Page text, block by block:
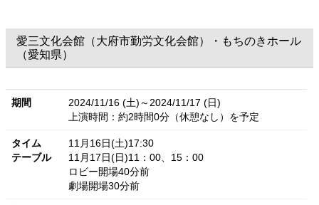
愛三文化会館（大府市勤労文化会館）・もちのきホール
（愛知県）
期間
2024/11/16 (土)～2024/11/17 (日)
上演時間：約2時間0分（休憩なし）を予定
タイム
テーブル
11月16日(土)17:30
11月17日(日)11：00、15：00
ロビー開場40分前
劇場開場30分前